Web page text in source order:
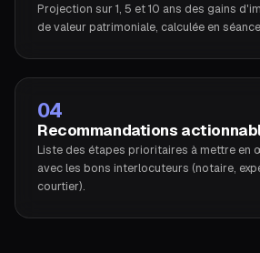
Projection sur 1, 5 et 10 ans des gains
de valeur patrimoniale, calculée en
04
Recommandations
Liste des étapes prioritaires à mettre en
avec les bons interlocuteurs (notaire,
courtier).